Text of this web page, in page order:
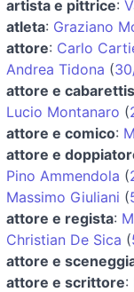
artista e pittrice:
atleta: Graziano
attore: Carlo
Andrea Tidona (
attore e
Lucio Montanaro (
attore e comico:
attore e
Pino Ammendola (
Massimo Giuliani (
attore e regista:
Christian De Sica (
attore e
attore e scrittore: